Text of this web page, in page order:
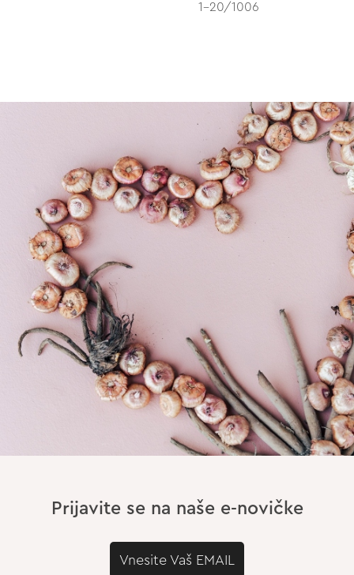
1-20/1006
Prijavite se na naše e-novičke
Vnesite Vaš EMAIL